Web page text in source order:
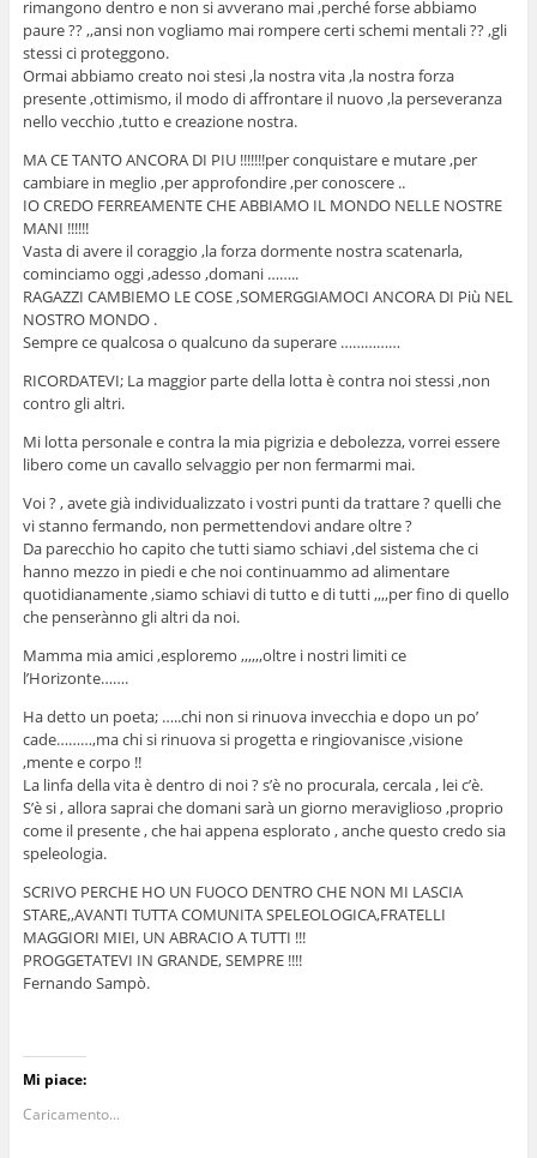
rimangono dentro e non si avverano mai ,perché forse abbiamo
paure ?? ,,ansi non vogliamo mai rompere certi schemi mentali ?? ,gli
stessi ci proteggono.
Ormai abbiamo creato noi stesi ,la nostra vita ,la nostra forza
presente ,ottimismo, il modo di affrontare il nuovo ,la perseveranza
nello vecchio ,tutto e creazione nostra.
MA CE TANTO ANCORA DI PIU !!!!!!!per conquistare e mutare ,per
cambiare in meglio ,per approfondire ,per conoscere ..
IO CREDO FERREAMENTE CHE ABBIAMO IL MONDO NELLE NOSTRE
MANI !!!!!!
Vasta di avere il coraggio ,la forza dormente nostra scatenarla,
cominciamo oggi ,adesso ,domani ……..
RAGAZZI CAMBIEMO LE COSE ,SOMERGGIAMOCI ANCORA DI Più NEL
NOSTRO MONDO .
Sempre ce qualcosa o qualcuno da superare ……………
RICORDATEVI; La maggior parte della lotta è contra noi stessi ,non
contro gli altri.
Mi lotta personale e contra la mia pigrizia e debolezza, vorrei essere
libero come un cavallo selvaggio per non fermarmi mai.
Voi ? , avete già individualizzato i vostri punti da trattare ? quelli che
vi stanno fermando, non permettendovi andare oltre ?
Da parecchio ho capito che tutti siamo schiavi ,del sistema che ci
hanno mezzo in piedi e che noi continuammo ad alimentare
quotidianamente ,siamo schiavi di tutto e di tutti ,,,,per fino di quello
che penserànno gli altri da noi.
Mamma mia amici ,esploremo ,,,,,,oltre i nostri limiti ce
l’Horizonte…….
Ha detto un poeta; …..chi non si rinuova invecchia e dopo un po’
cade………,ma chi si rinuova si progetta e ringiovanisce ,visione
,mente e corpo !!
La linfa della vita è dentro di noi ? s’è no procurala, cercala , lei c’è.
S’è si , allora saprai che domani sarà un giorno meraviglioso ,proprio
come il presente , che hai appena esplorato , anche questo credo sia
speleologia.
SCRIVO PERCHE HO UN FUOCO DENTRO CHE NON MI LASCIA
STARE,,AVANTI TUTTA COMUNITA SPELEOLOGICA,FRATELLI
MAGGIORI MIEI, UN ABRACIO A TUTTI !!!
PROGGETATEVI IN GRANDE, SEMPRE !!!!
Fernando Sampò.
Mi piace:
Caricamento...